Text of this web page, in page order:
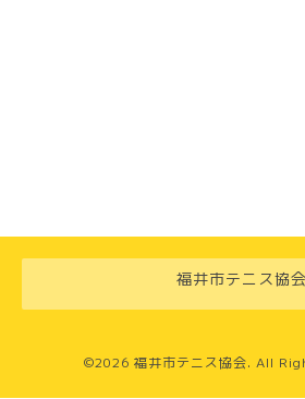
福井市テニス協会
©2026 福井市テニス協会. All